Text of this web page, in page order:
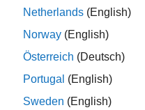
Toolbox) 앱, 의료 영상
상 처리 및 컴퓨터 비전에서
Netherlands (English)
Norway (English)
Österreich (Deutsch)
Portugal (English)
Sweden (English)